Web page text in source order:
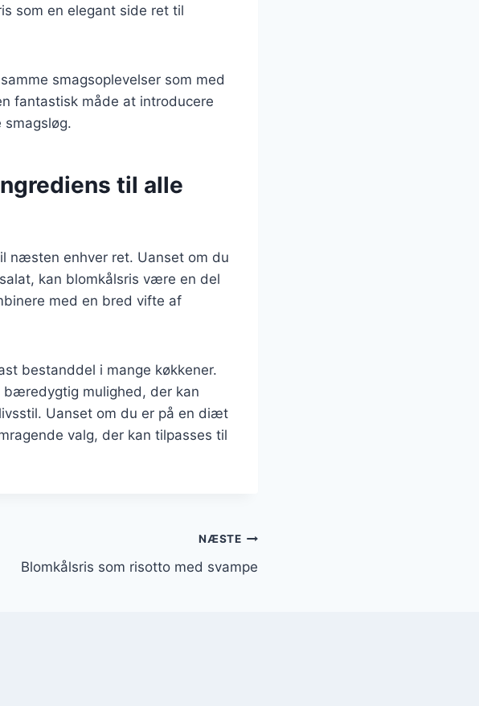
som en elegant side ret til
smagsoplevelser som med
fantastisk måde at introducere
til alle
næsten enhver ret. Uanset om du
kan blomkålsris være en del
med en bred vifte af
bestanddel i mange køkkener.
bæredygtig mulighed, der kan
Uanset om du er på en diæt
valg, der kan tilpasses til
NÆSTE
Blomkålsris som risotto med svampe